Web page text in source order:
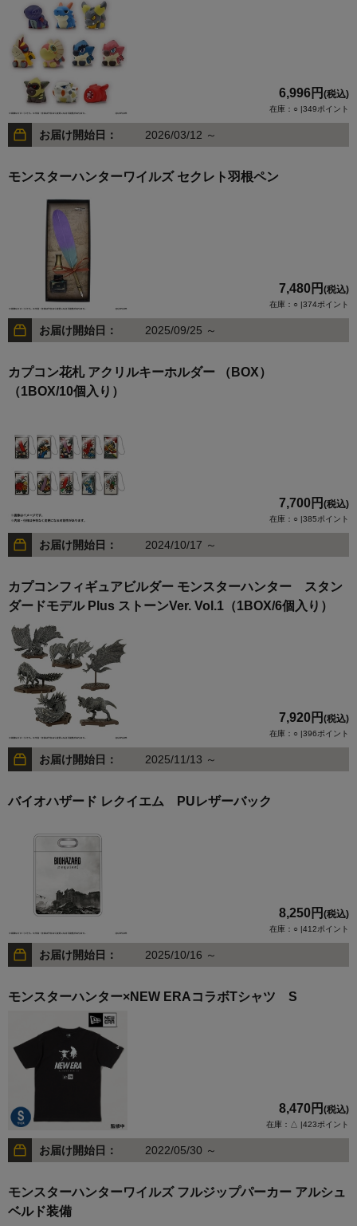
6,996円 (税込)
在庫：○ |349ポイント
お届け開始日： 2026/03/12 ～
モンスターハンターワイルズ セクレト羽根ペン
7,480円 (税込)
在庫：○ |374ポイント
お届け開始日： 2025/09/25 ～
カプコン花札 アクリルキーホルダー （BOX）
（1BOX/10個入り）
7,700円 (税込)
在庫：○ |385ポイント
お届け開始日： 2024/10/17 ～
カプコンフィギュアビルダー モンスターハンター スタン
ダードモデル Plus ストーンVer. Vol.1（1BOX/6個入り）
7,920円 (税込)
在庫：○ |396ポイント
お届け開始日： 2025/11/13 ～
バイオハザード レクイエム PUレザーバック
8,250円 (税込)
在庫：○ |412ポイント
お届け開始日： 2025/10/16 ～
モンスターハンター×NEW ERAコラボTシャツ S
8,470円 (税込)
在庫：△ |423ポイント
お届け開始日： 2022/05/30 ～
モンスターハンターワイルズ フルジップパーカー アルシュ
ベルド装備